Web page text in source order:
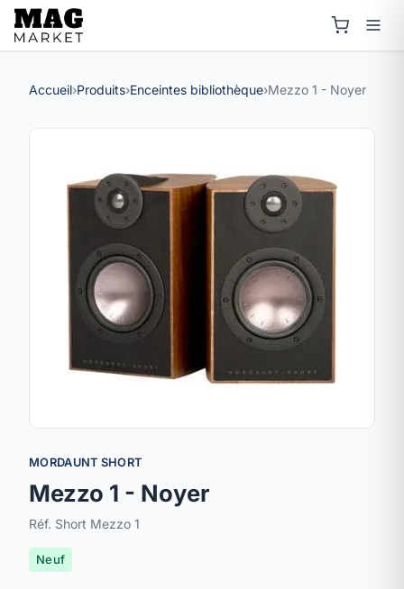
Accueil›Produits›Enceintes bibliothèque›Mezzo 1 - Noyer
MORDAUNT SHORT
Mezzo 1 - Noyer
Réf. Short Mezzo 1
Neuf